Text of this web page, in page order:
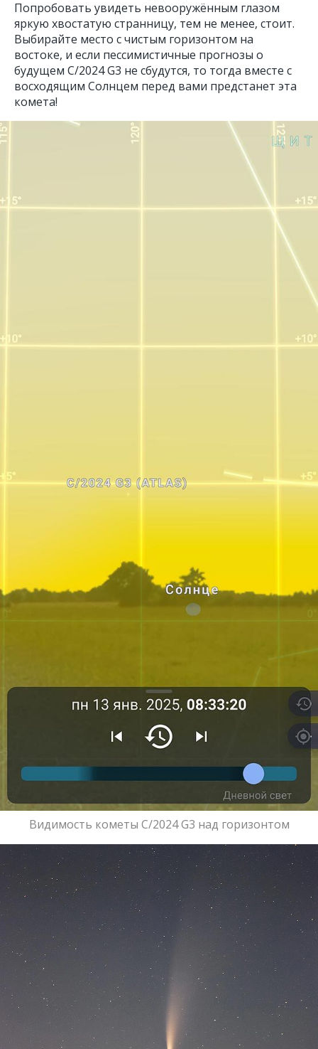
Попробовать увидеть невооружённым глазом
яркую хвостатую странницу, тем не менее, стоит.
Выбирайте место с чистым горизонтом на
востоке, и если пессимистичные прогнозы о
будущем C/2024 G3 не сбудутся, то тогда вместе с
восходящим Солнцем перед вами предстанет эта
комета!
Видимость кометы С/2024 G3 над горизонтом